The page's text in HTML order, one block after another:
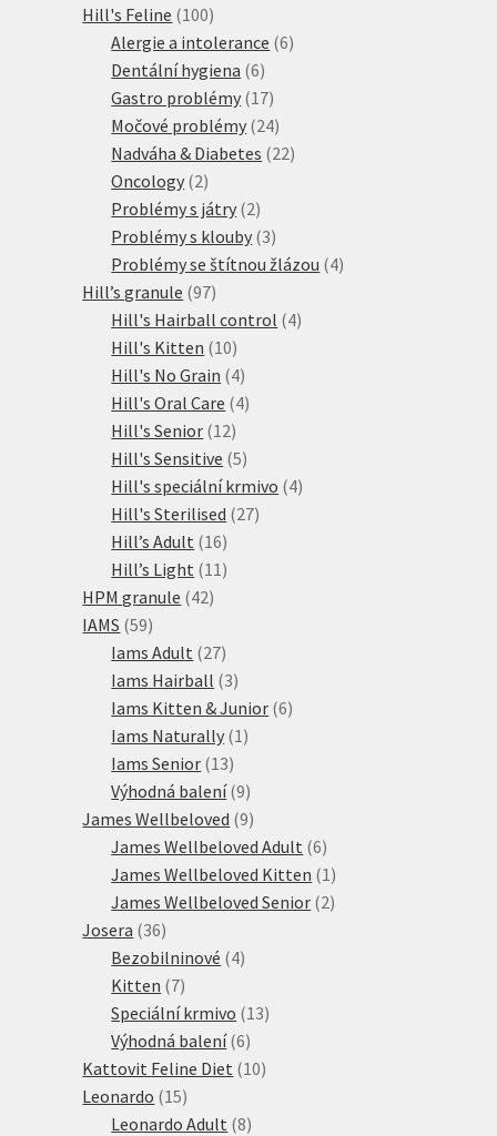
Hill's Feline 100100
produktů
Alergie a intolerance 66
Dentální hygiena 66
produktů
Gastro problémy 1717
produktů
Močové problémy 2424
produktů
Nadváha & Diabetes 2222
Oncology 22
produkty
Problémy s játry 22
produkty
Problémy s klouby 33
produkty
Problémy se štítnou žlázou 44
Hill’s granule 9797
produktů
Hill's Hairball control 44
Hill's Kitten 1010
produktů
Hill's No Grain 44
produkty
Hill's Oral Care 44
Hill's Senior 1212
produktů
Hill's Sensitive 55
produktů
Hill's speciální krmivo 44
Hill's Sterilised 2727
Hill’s Adult 1616
produktů
Hill’s Light 11 11
HPM granule 4242
IAMS 5959
produktů
Iams Adult 2727
produktů
Iams Hairball 33
produkty
Iams Kitten & Junior 66
Iams Naturally 1 1
Iams Senior 1313
produktů
Výhodná balení 99
produktů
James Wellbeloved 99
produktů
James Wellbeloved Adult 66
produktů
James Wellbeloved Kitten 1 1
produkt
James Wellbeloved Senior 22
Josera 3636
produktů
Bezobilninové 44
Kitten 77
produktů
Speciální krmivo 1313
Výhodná balení 66
produktů
Kattovit Feline Diet 1010
Leonardo 1515
produktů
Leonardo Adult 88